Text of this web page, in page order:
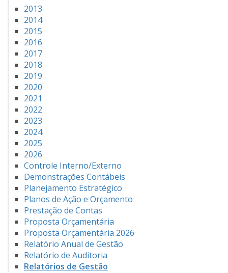
2013
2014
2015
2016
2017
2018
2019
2020
2021
2022
2023
2024
2025
2026
Controle Interno/Externo
Demonstrações Contábeis
Planejamento Estratégico
Planos de Ação e Orçamento
Prestação de Contas
Proposta Orçamentária
Proposta Orçamentária 2026
Relatório Anual de Gestão
Relatório de Auditoria
Relatórios de Gestão